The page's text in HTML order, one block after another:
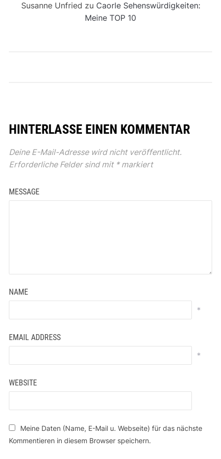
Susanne Unfried zu Caorle Sehenswürdigkeiten:
Meine TOP 10
HINTERLASSE EINEN KOMMENTAR
Deine E-Mail-Adresse wird nicht veröffentlicht.
Erforderliche Felder sind mit *markiert
MESSAGE
NAME
*
EMAIL ADDRESS
*
WEBSITE
Meine Daten (Name, E-Mail u. Webseite) für das nächste
Kommentieren in diesem Browser speichern.